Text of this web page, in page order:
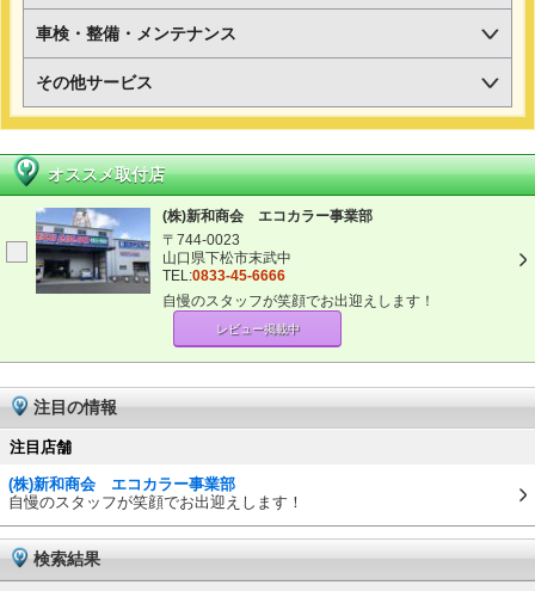
車検・整備・メンテナンス
その他サービス
オススメ取付店
(株)新和商会 エコカラー事業部
〒744-0023
山口県下松市末武中
TEL:0833-45-6666
自慢のスタッフが笑顔でお出迎えします！
レビュー掲載中
注目の情報
注目店舗
(株)新和商会 エコカラー事業部
自慢のスタッフが笑顔でお出迎えします！
検索結果